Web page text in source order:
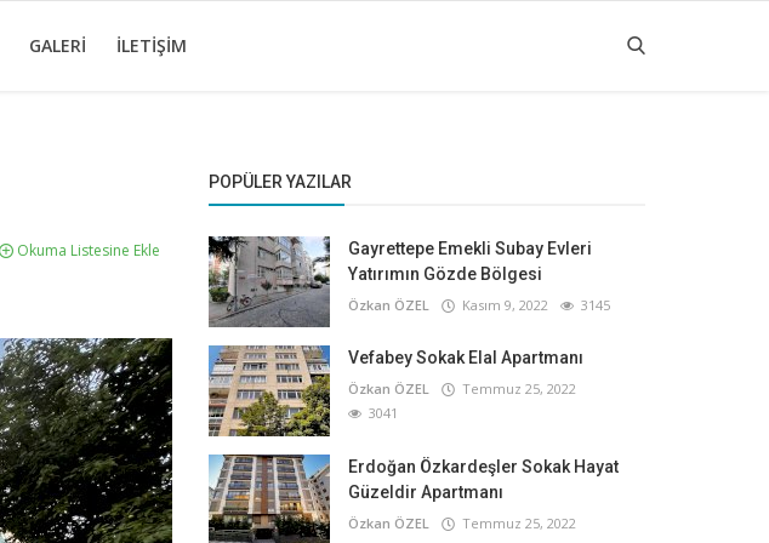
GALERI İLETIŞIM
Okuma Listesine Ekle
POPÜLER YAZILAR
Gayrettepe Emekli Subay Evleri
Yatırımın Gözde Bölgesi
Özkan ÖZEL Kasım 9, 2022 3145
Vefabey Sokak Elal Apartmanı
Özkan ÖZEL
Temmuz 25, 2022
3041
Erdoğan Özkardeşler Sokak Hayat
Güzeldir Apartmanı
Özkan ÖZEL
Temmuz 25, 2022